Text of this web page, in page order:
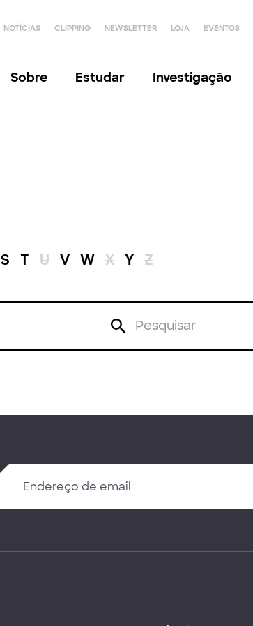
NOTÍCIAS CLIPPING NEWSLETTER LOJA EVENTOS
Sobre Estudar Investigação
S T U V W X Y Z